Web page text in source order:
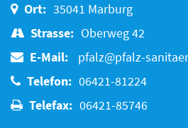
Ort: 35041 Marburg
Strasse: Oberweg 42
E-Mail:
pfalz@pfalz-
Telefon: 06421-81224
Telefax: 06421-85746